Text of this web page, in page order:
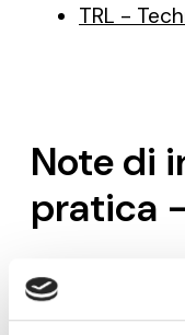
TRL -
Note di
pratica
con obiettivi di
laboratori di